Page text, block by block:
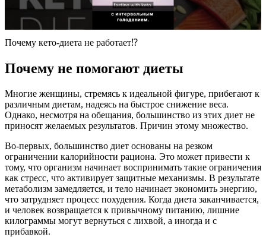
Почему кето-диета не работает⁉️
Почему не помогают диеты
Многие женщины, стремясь к идеальной фигуре, прибегают к
различным диетам, надеясь на быстрое снижение веса.
Однако, несмотря на обещания, большинство из этих диет не
приносят желаемых результатов. Причин этому множество.
Во-первых, большинство диет основаны на резком
ограничении калорийности рациона. Это может привести к
тому, что организм начинает воспринимать такие ограничения
как стресс, что активирует защитные механизмы. В результате
метаболизм замедляется, и тело начинает экономить энергию,
что затрудняет процесс похудения. Когда диета заканчивается,
и человек возвращается к привычному питанию, лишние
килограммы могут вернуться с лихвой, а иногда и с
прибавкой.